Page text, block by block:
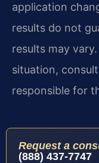
application
results do not
results may
situation,
responsible for
Request a
(888) 437-7747